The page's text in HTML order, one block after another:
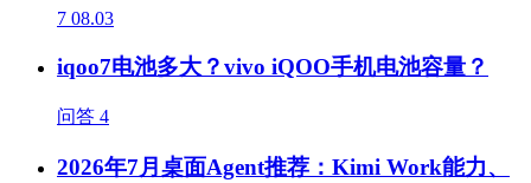
7 08.03
iqoo7电池多大？vivo iQOO手机电池容量？
问答 4
2026年7月桌面Agent推荐：Kimi Work能力、